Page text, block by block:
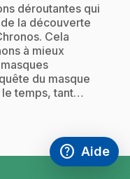
déroutantes qui
la découverte
Cela
à mieux
du masque
le temps, tant…
help
Accéder à
Aide
,Ce lien